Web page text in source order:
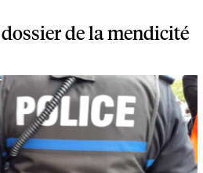
de la mendicité